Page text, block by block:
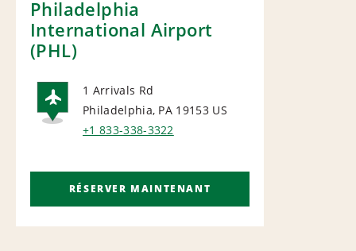
Philadelphia
International Airport
(PHL)
AIRPORT
1 Arrivals Rd
Philadelphia, PA 19153 US
+1 833-338-3322
RÉSERVER MAINTENANT